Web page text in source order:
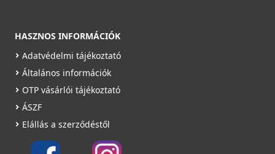
HASZNOS INFORMÁCIÓK
Adatvédelmi tájékoztató
Általános információk
OTP vásárlói tájékoztató
ÁSZF
Elállás a szerződéstől